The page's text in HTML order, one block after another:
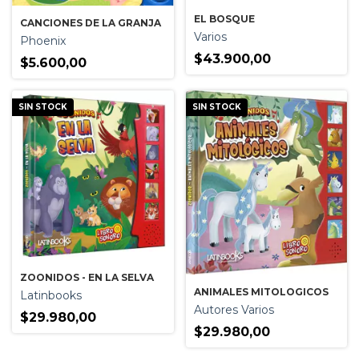
CANCIONES DE LA GRANJA
Phoenix
$5.600,00
EL BOSQUE
Varios
$43.900,00
SIN STOCK
ZOONIDOS - EN LA SELVA
Latinbooks
$29.980,00
SIN STOCK
ANIMALES MITOLOGICOS
Autores Varios
$29.980,00